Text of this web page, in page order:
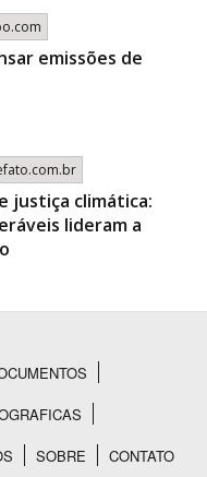
emissões de
justiça climática:
lideram a
SOBRE CONTATO